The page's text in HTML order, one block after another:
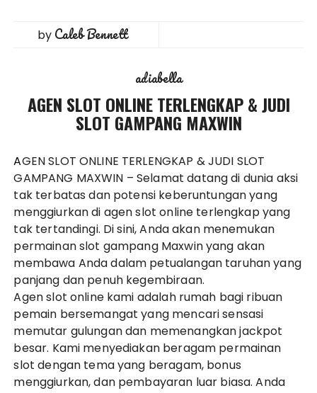
by Caleb Bennett
adiabella
AGEN SLOT ONLINE TERLENGKAP & JUDI
SLOT GAMPANG MAXWIN
AGEN SLOT ONLINE TERLENGKAP & JUDI SLOT
GAMPANG MAXWIN – Selamat datang di dunia aksi
tak terbatas dan potensi keberuntungan yang
menggiurkan di agenslot online terlengkap yang
tak tertandingi. Di sini, Anda akan menemukan
permainan slot gampang Maxwin yang akan
membawa Anda dalam petualangan taruhan yang
panjang dan penuh kegembiraan.
Agen slot online kami adalah rumah bagi ribuan
pemain bersemangat yang mencari sensasi
memutar gulungan dan memenangkan jackpot
besar. Kami menyediakan beragam permainan
slot dengan tema yang beragam, bonus
menggiurkan, dan pembayaran luar biasa. Anda